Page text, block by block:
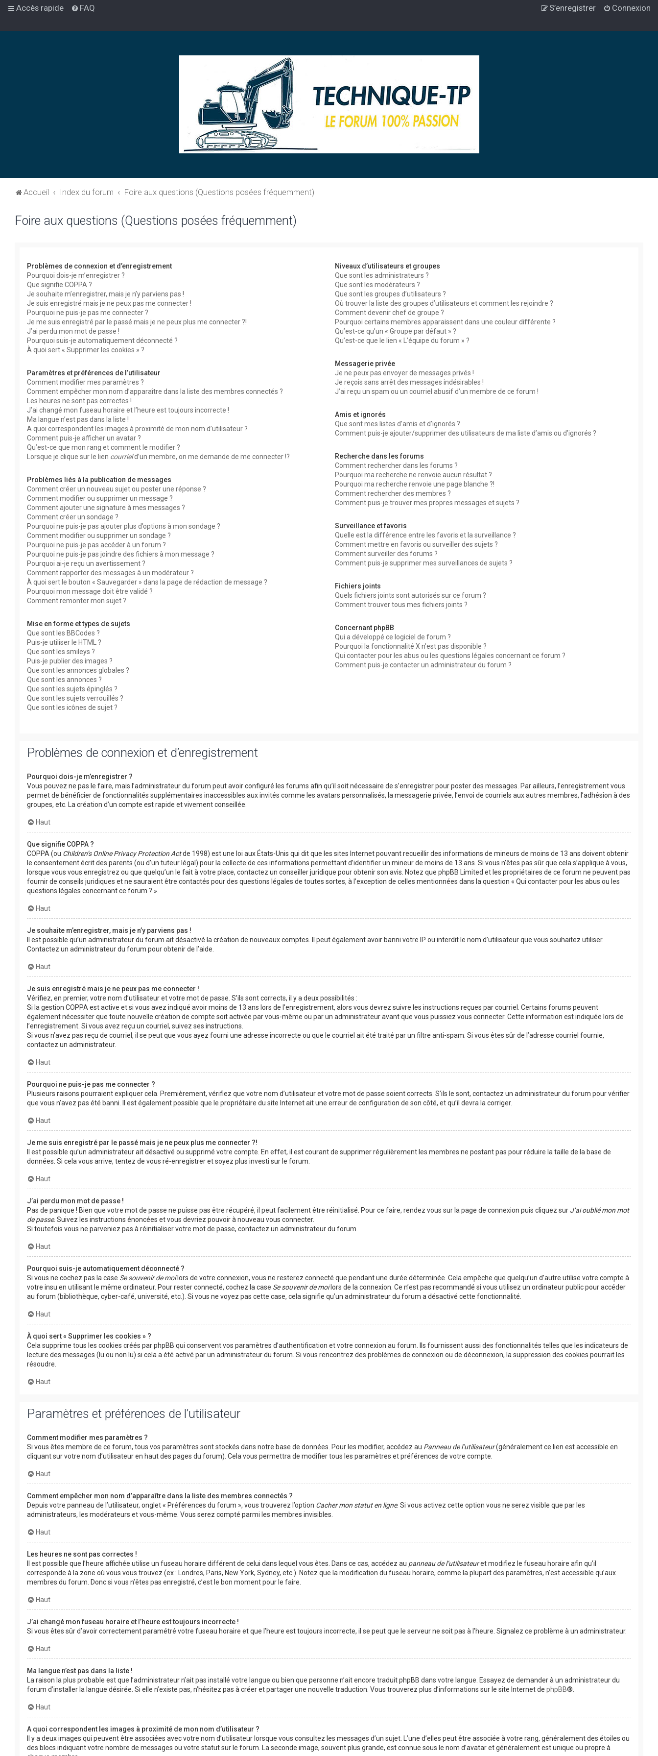
Accès rapide FAQ Connexion
S’enregistrer
Accueil Index du forum Foire aux questions (Questions posées fréquemment)
Foire aux questions (Questions posées fréquemment)
Problèmes de connexion et d’enregistrement
Pourquoi dois-je m’enregistrer ?
Que signifie COPPA ?
Je souhaite m’enregistrer, mais je n’y parviens pas !
Je suis enregistré mais je ne peux pas me connecter !
Pourquoi ne puis-je pas me connecter ?
Je me suis enregistré par le passé mais je ne peux plus me connecter ?!
J’ai perdu mon mot de passe !
Pourquoi suis-je automatiquement déconnecté ?
À quoi sert « Supprimer les cookies » ?
Paramètres et préférences de l’utilisateur
Comment modifier mes paramètres ?
Comment empêcher mon nom d’apparaître dans la liste des membres connectés ?
Les heures ne sont pas correctes !
J’ai changé mon fuseau horaire et l’heure est toujours incorrecte !
Ma langue n’est pas dans la liste !
A quoi correspondent les images à proximité de mon nom d’utilisateur ?
Comment puis-je afficher un avatar ?
Qu’est-ce que mon rang et comment le modifier ?
Lorsque je clique sur le lien courrield’un membre, on me demande de me connecter !?
Problèmes liés à la publication de messages
Comment créer un nouveau sujet ou poster une réponse ?
Comment modifier ou supprimer un message ?
Comment ajouter une signature à mes messages ?
Comment créer un sondage ?
Pourquoi ne puis-je pas ajouter plus d’options à mon sondage ?
Comment modifier ou supprimer un sondage ?
Pourquoi ne puis-je pas accéder à un forum ?
Pourquoi ne puis-je pas joindre des fichiers à mon message ?
Pourquoi ai-je reçu un avertissement ?
Comment rapporter des messages à un modérateur ?
À quoi sert le bouton « Sauvegarder » dans la page de rédaction de message ?
Pourquoi mon message doit être validé ?
Comment remonter mon sujet ?
Mise en forme et types de sujets
Que sont les BBCodes ?
Puis-je utiliser le HTML ?
Que sont les smileys ?
Puis-je publier des images ?
Que sont les annonces globales ?
Que sont les annonces ?
Que sont les sujets épinglés ?
Que sont les sujets verrouillés ?
Que sont les icônes de sujet ?
Niveaux d’utilisateurs et groupes
Que sont les administrateurs ?
Que sont les modérateurs ?
Que sont les groupes d’utilisateurs ?
Où trouver la liste des groupes d’utilisateurs et comment les rejoindre ?
Comment devenir chef de groupe ?
Pourquoi certains membres apparaissent dans une couleur différente ?
Qu’est-ce qu’un « Groupe par défaut » ?
Qu’est-ce que le lien « L’équipe du forum » ?
Messagerie privée
Je ne peux pas envoyer de messages privés !
Je reçois sans arrêt des messages indésirables !
J’ai reçu un spam ou un courriel abusif d’un membre de ce forum !
Amis et ignorés
Que sont mes listes d’amis et d’ignorés ?
Comment puis-je ajouter/supprimer des utilisateurs de ma liste d’amis ou d’ignorés ?
Recherche dans les forums
Comment rechercher dans les forums ?
Pourquoi ma recherche ne renvoie aucun résultat ?
Pourquoi ma recherche renvoie une page blanche ?!
Comment rechercher des membres ?
Comment puis-je trouver mes propres messages et sujets ?
Surveillance et favoris
Quelle est la différence entre les favoris et la surveillance ?
Comment mettre en favoris ou surveiller des sujets ?
Comment surveiller des forums ?
Comment puis-je supprimer mes surveillances de sujets ?
Fichiers joints
Quels fichiers joints sont autorisés sur ce forum ?
Comment trouver tous mes fichiers joints ?
Concernant phpBB
Qui a développé ce logiciel de forum ?
Pourquoi la fonctionnalité X n’est pas disponible ?
Qui contacter pour les abus ou les questions légales concernant ce forum ?
Comment puis-je contacter un administrateur du forum ?
Problèmes de connexion et d’enregistrement
Pourquoi dois-je m’enregistrer ?
Vous pouvez ne pas le faire, mais l’administrateur du forum peut avoir configuré les forums afin qu’il soit nécessaire de s’enregistrer pour poster des messages. Par ailleurs, l’enregistrement vous
permet de bénéficier de fonctionnalités supplémentaires inaccessibles aux invités comme les avatars personnalisés, la messagerie privée, l’envoi de courriels aux autres membres, l’adhésion à des
groupes, etc. La création d’un compte est rapide et vivement conseillée.
Haut
Que signifie COPPA ?
COPPA (ou Children’s Online Privacy Protection Actde 1998) est une loi aux États-Unis qui dit que les sites Internet pouvant recueillir des informations de mineurs de moins de 13 ans doivent obtenir
le consentement écrit des parents (ou d’un tuteur légal) pour la collecte de ces informations permettant d’identifier un mineur de moins de 13 ans. Si vous n’êtes pas sûr que cela s’applique à vous,
lorsque vous vous enregistrez ou que quelqu’un le fait à votre place, contactez un conseiller juridique pour obtenir son avis. Notez que phpBB Limited et les propriétaires de ce forum ne peuvent pas
fournir de conseils juridiques et ne sauraient être contactés pour des questions légales de toutes sortes, à l’exception de celles mentionnées dans la question « Qui contacter pour les abus ou les
questions légales concernant ce forum ? ».
Haut
Je souhaite m’enregistrer, mais je n’y parviens pas !
Il est possible qu’un administrateur du forum ait désactivé la création de nouveaux comptes. Il peut également avoir banni votre IP ou interdit le nom d’utilisateur que vous souhaitez utiliser.
Contactez un administrateur du forum pour obtenir de l’aide.
Haut
Je suis enregistré mais je ne peux pas me connecter !
Vérifiez, en premier, votre nom d’utilisateur et votre mot de passe. S’ils sont corrects, il y a deux possibilités :
Si la gestion COPPA est active et si vous avez indiqué avoir moins de 13 ans lors de l’enregistrement, alors vous devrez suivre les instructions reçues par courriel. Certains forums peuvent
également nécessiter que toute nouvelle création de compte soit activée par vous-même ou par un administrateur avant que vous puissiez vous connecter. Cette information est indiquée lors de
l’enregistrement. Si vous avez reçu un courriel, suivez ses instructions.
Si vous n’avez pas reçu de courriel, il se peut que vous ayez fourni une adresse incorrecte ou que le courriel ait été traité par un filtre anti-spam. Si vous êtes sûr de l’adresse courriel fournie,
contactez un administrateur.
Haut
Pourquoi ne puis-je pas me connecter ?
Plusieurs raisons pourraient expliquer cela. Premièrement, vérifiez que votre nom d’utilisateur et votre mot de passe soient corrects. S’ils le sont, contactez un administrateur du forum pour vérifier
que vous n’avez pas été banni. Il est également possible que le propriétaire du site Internet ait une erreur de configuration de son côté, et qu’il devra la corriger.
Haut
Je me suis enregistré par le passé mais je ne peux plus me connecter ?!
Il est possible qu’un administrateur ait désactivé ou supprimé votre compte. En effet, il est courant de supprimer régulièrement les membres ne postant pas pour réduire la taille de la base de
données. Si cela vous arrive, tentez de vous ré-enregistrer et soyez plus investi sur le forum.
Haut
J’ai perdu mon mot de passe !
Pas de panique ! Bien que votre mot de passe ne puisse pas être récupéré, il peut facilement être réinitialisé. Pour ce faire, rendez vous sur la page de connexion puis cliquez sur J’ai oublié mon mot
de passe. Suivez les instructions énoncées et vous devriez pouvoir à nouveau vous connecter.
Si toutefois vous ne parveniez pas à réinitialiser votre mot de passe, contactez un administrateur du forum.
Haut
Pourquoi suis-je automatiquement déconnecté ?
Si vous ne cochez pas la case Se souvenir de moilors de votre connexion, vous ne resterez connecté que pendant une durée déterminée. Cela empêche que quelqu’un d’autre utilise votre compte à
votre insu en utilisant le même ordinateur. Pour rester connecté, cochez la case Se souvenir de moilors de la connexion. Ce n’est pas recommandé si vous utilisez un ordinateur public pour accéder
au forum (bibliothèque, cyber-café, université, etc.). Si vous ne voyez pas cette case, cela signifie qu’un administrateur du forum a désactivé cette fonctionnalité.
Haut
À quoi sert « Supprimer les cookies » ?
Cela supprime tous les cookies créés par phpBB qui conservent vos paramètres d’authentification et votre connexion au forum. Ils fournissent aussi des fonctionnalités telles que les indicateurs de
lecture des messages (lu ou non lu) si cela a été activé par un administrateur du forum. Si vous rencontrez des problèmes de connexion ou de déconnexion, la suppression des cookies pourrait les
résoudre.
Haut
Paramètres et préférences de l’utilisateur
Comment modifier mes paramètres ?
Si vous êtes membre de ce forum, tous vos paramètres sont stockés dans notre base de données. Pour les modifier, accédez au Panneau de l’utilisateur(généralement ce lien est accessible en
cliquant sur votre nom d’utilisateur en haut des pages du forum). Cela vous permettra de modifier tous les paramètres et préférences de votre compte.
Haut
Comment empêcher mon nom d’apparaître dans la liste des membres connectés ?
Depuis votre panneau de l’utilisateur, onglet « Préférences du forum », vous trouverez l’option Cacher mon statut en ligne. Si vous activez cette option vous ne serez visible que par les
administrateurs, les modérateurs et vous-même. Vous serez compté parmi les membres invisibles.
Haut
Les heures ne sont pas correctes !
Il est possible que l’heure affichée utilise un fuseau horaire différent de celui dans lequel vous êtes. Dans ce cas, accédez au panneau de l’utilisateuret modifiez le fuseau horaire afin qu’il
corresponde à la zone où vous vous trouvez (ex : Londres, Paris, New York, Sydney, etc.). Notez que la modification du fuseau horaire, comme la plupart des paramètres, n’est accessible qu’aux
membres du forum. Donc si vous n’êtes pas enregistré, c’est le bon moment pour le faire.
Haut
J’ai changé mon fuseau horaire et l’heure est toujours incorrecte !
Si vous êtes sûr d’avoir correctement paramétré votre fuseau horaire et que l’heure est toujours incorrecte, il se peut que le serveur ne soit pas à l’heure. Signalez ce problème à un administrateur.
Haut
Ma langue n’est pas dans la liste !
La raison la plus probable est que l’administrateur n’ait pas installé votre langue ou bien que personne n’ait encore traduit phpBB dans votre langue. Essayez de demander à un administrateur du
forum d’installer la langue désirée. Si elle n’existe pas, n’hésitez pas à créer et partager une nouvelle traduction. Vous trouverez plus d’informations sur le site Internet de phpBB®.
Haut
A quoi correspondent les images à proximité de mon nom d’utilisateur ?
Il y a deux images qui peuvent être associées avec votre nom d’utilisateur lorsque vous consultez les messages d’un sujet. L’une d’elles peut être associée à votre rang, généralement des étoiles ou
des blocs indiquant votre nombre de messages ou votre statut sur le forum. La seconde image, souvent plus grande, est connue sous le nom d’avatar et généralement est unique ou propre à